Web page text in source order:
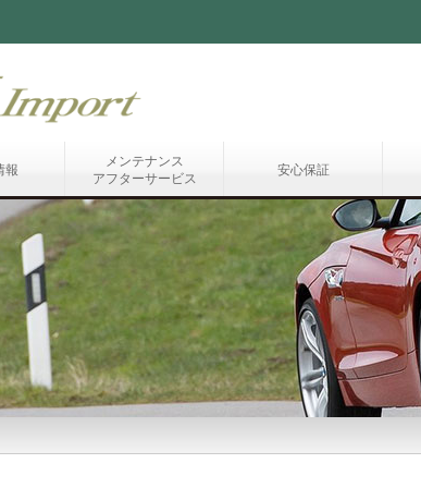
報
メンテナンス
アフターサービス
安心保証